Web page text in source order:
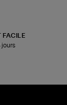
FACILE
jours